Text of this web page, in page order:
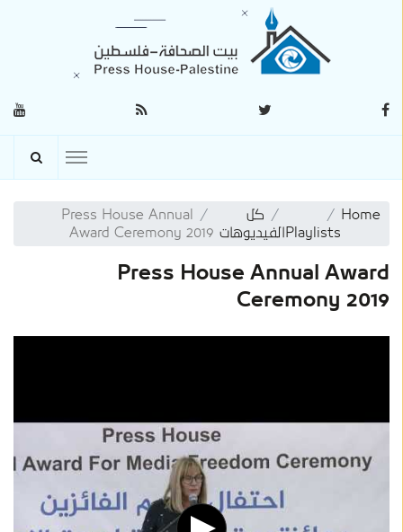
Home
Playlists
كل
الفيديوهات
Press House Annual
Award Ceremony 2019
Press House Annual Award
Ceremony 2019